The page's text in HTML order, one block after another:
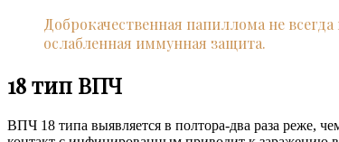
Доброкачественная папиллома не
ослабленная иммунная защита.
18 тип ВПЧ
ВПЧ 18 типа выявляется в полтора-два раза реже,